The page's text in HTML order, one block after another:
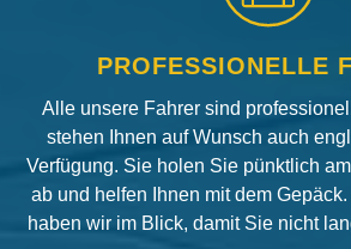
PROFESSIONELLE
Alle unsere Fahrer sind
stehen Ihnen auf Wunsch auch
Verfügung. Sie holen Sie pünktlich
ab und helfen Ihnen mit dem
haben wir im Blick, damit Sie nicht